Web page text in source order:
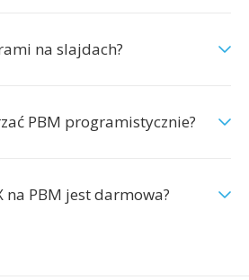
na slajdach?
PBM programistycznie?
na PBM jest darmowa?